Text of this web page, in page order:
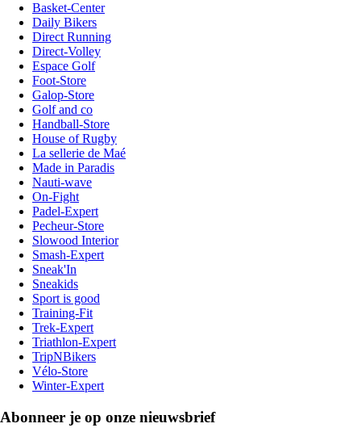
Basket-Center
Daily Bikers
Direct Running
Direct-Volley
Espace Golf
Foot-Store
Galop-Store
Golf and co
Handball-Store
House of Rugby
La sellerie de Maé
Made in Paradis
Nauti-wave
On-Fight
Padel-Expert
Pecheur-Store
Slowood Interior
Smash-Expert
Sneak'In
Sneakids
Sport is good
Training-Fit
Trek-Expert
Triathlon-Expert
TripNBikers
Vélo-Store
Winter-Expert
Abonneer je op onze nieuwsbrief